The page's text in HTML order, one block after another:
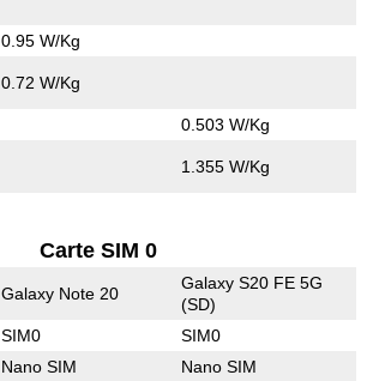
0.95 W/Kg
0.72 W/Kg
0.503 W/Kg
1.355 W/Kg
Carte SIM 0
Galaxy Note 20
Galaxy S20 FE 5G
(SD)
SIM0 SIM0
Nano SIM Nano SIM